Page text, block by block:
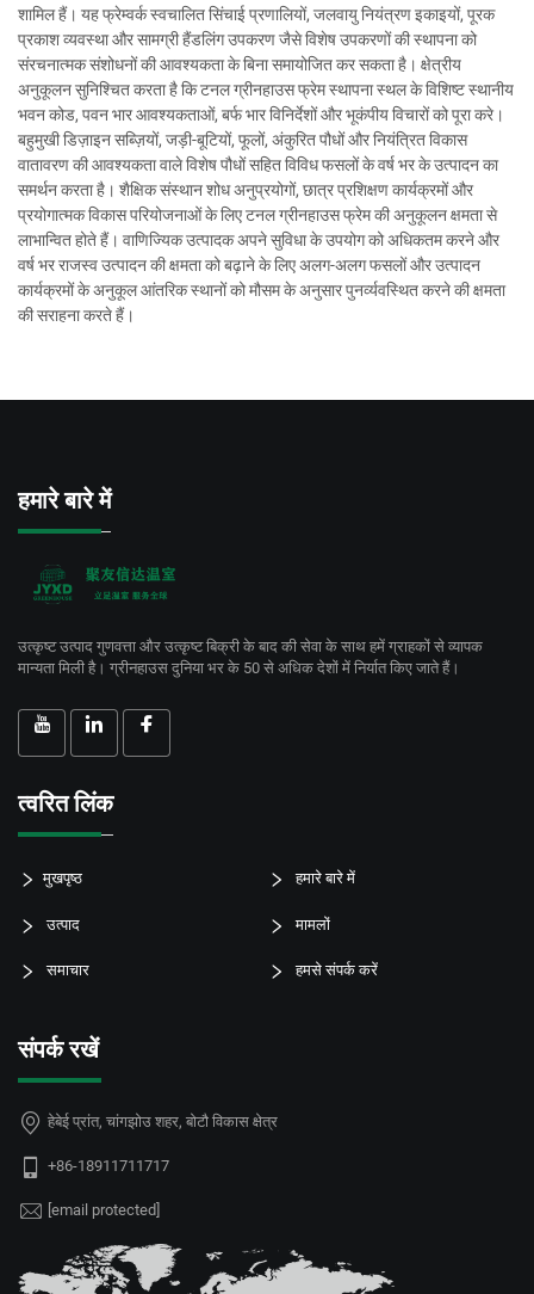
शामिल हैं। यह फ्रेम्वर्क स्वचालित सिंचाई प्रणालियों, जलवायु नियंत्रण इकाइयों, पूरक
प्रकाश व्यवस्था और सामग्री हैंडलिंग उपकरण जैसे विशेष उपकरणों की स्थापना को
संरचनात्मक संशोधनों की आवश्यकता के बिना समायोजित कर सकता है। क्षेत्रीय
अनुकूलन सुनिश्चित करता है कि टनल ग्रीनहाउस फ्रेम स्थापना स्थल के विशिष्ट स्थानीय
भवन कोड, पवन भार आवश्यकताओं, बर्फ भार विनिर्देशों और भूकंपीय विचारों को पूरा करे।
बहुमुखी डिज़ाइन सब्ज़ियों, जड़ी-बूटियों, फूलों, अंकुरित पौधों और नियंत्रित विकास
वातावरण की आवश्यकता वाले विशेष पौधों सहित विविध फसलों के वर्ष भर के उत्पादन का
समर्थन करता है। शैक्षिक संस्थान शोध अनुप्रयोगों, छात्र प्रशिक्षण कार्यक्रमों और
प्रयोगात्मक विकास परियोजनाओं के लिए टनल ग्रीनहाउस फ्रेम की अनुकूलन क्षमता से
लाभान्वित होते हैं। वाणिज्यिक उत्पादक अपने सुविधा के उपयोग को अधिकतम करने और
वर्ष भर राजस्व उत्पादन की क्षमता को बढ़ाने के लिए अलग-अलग फसलों और उत्पादन
कार्यक्रमों के अनुकूल आंतरिक स्थानों को मौसम के अनुसार पुनर्व्यवस्थित करने की क्षमता
की सराहना करते हैं।
हमारे बारे में
उत्कृष्ट उत्पाद गुणवत्ता और उत्कृष्ट बिक्री के बाद की सेवा के साथ हमें ग्राहकों से व्यापक
मान्यता मिली है। ग्रीनहाउस दुनिया भर के 50 से अधिक देशों में निर्यात किए जाते हैं।
त्वरित लिंक
मुखपृष्ठ हमारे बारे में
उत्पाद मामलों
समाचार हमसे संपर्क करें
संपर्क रखें
हेबेई प्रांत, चांगझोउ शहर, बोटौ विकास क्षेत्र
+86-18911711717
[email protected]